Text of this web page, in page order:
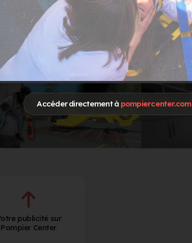
Accéder directement à pompiercenter.com
publicité sur
Pompier Center